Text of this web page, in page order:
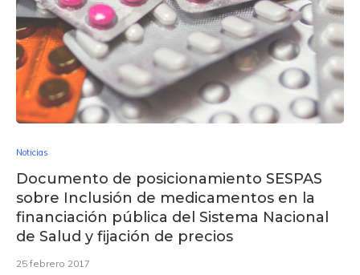
Noticias
Documento de posicionamiento SESPAS
sobre Inclusión de medicamentos en la
financiación pública del Sistema Nacional
de Salud y fijación de precios
25 febrero 2017